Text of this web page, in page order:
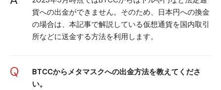
貨への出金ができません。そのため、日本円への換金
の場合は、本記事で解説している仮想通貨を国内取引
所などに送金する方法を利用します。
Q
BTCCからメタマスクへの出金方法を教えてくださ
い。